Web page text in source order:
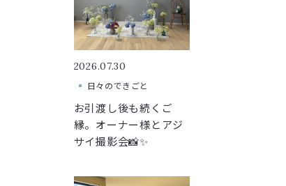
2026.07.30
日々のできごと
お引渡し後も続くご
縁。オーナー様とアジ
サイ撮影会📸✨